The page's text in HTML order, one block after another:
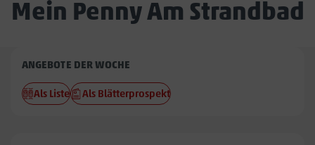
Mein Penny Am Strandbad
Penny
Am
Strandbad
ANGEBOTE DER WOCHE
Als Liste Als Blätterprospekt